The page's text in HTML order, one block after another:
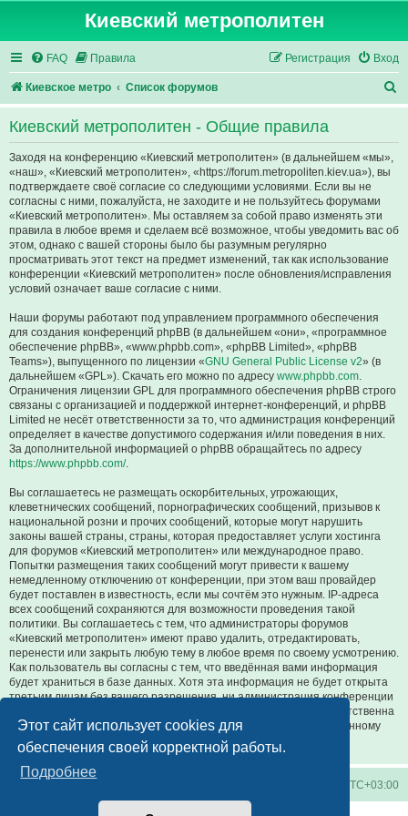
Этот сайт использует cookies для
обеспечения своей корректной работы.
Подробнее
Киевский метрополитен
FAQ Правила Вход
Регистрация
Киевское метро Список форумов
о
Киевский метрополитен - Общие правила
Заходя на конференцию «Киевский метрополитен» (в дальнейшем «мы»,
«наш», «Киевский метрополитен», «https://forum.metropoliten.kiev.ua»), вы
подтверждаете своё согласие со следующими условиями. Если вы не
согласны с ними, пожалуйста, не заходите и не пользуйтесь форумами
«Киевский метрополитен». Мы оставляем за собой право изменять эти
правила в любое время и сделаем всё возможное, чтобы уведомить вас об
этом, однако с вашей стороны было бы разумным регулярно
просматривать этот текст на предмет изменений, так как использование
конференции «Киевский метрополитен» после обновления/исправления
условий означает ваше согласие с ними.
Наши форумы работают под управлением программного обеспечения
для создания конференций phpBB (в дальнейшем «они», «программное
обеспечение phpBB», «www.phpbb.com», «phpBB Limited», «phpBB
Teams»), выпущенного по лицензии «GNU General Public License v2» (в
дальнейшем «GPL»). Скачать его можно по адресу www.phpbb.com.
Ограничения лицензии GPL для программного обеспечения phpBB строго
связаны с организацией и поддержкой интернет-конференций, и phpBB
Limited не несёт ответственности за то, что администрация конференций
определяет в качестве допустимого содержания и/или поведения в них.
За дополнительной информацией о phpBB обращайтесь по адресу
https://www.phpbb.com/.
Вы соглашаетесь не размещать оскорбительных, угрожающих,
клеветнических сообщений, порнографических сообщений, призывов к
национальной розни и прочих сообщений, которые могут нарушить
законы вашей страны, страны, которая предоставляет услуги хостинга
для форумов «Киевский метрополитен» или международное право.
Попытки размещения таких сообщений могут привести к вашему
немедленному отключению от конференции, при этом ваш провайдер
будет поставлен в известность, если мы сочтём это нужным. IP-адреса
всех сообщений сохраняются для возможности проведения такой
политики. Вы соглашаетесь с тем, что администраторы форумов
«Киевский метрополитен» имеют право удалить, отредактировать,
перенести или закрыть любую тему в любое время по своему усмотрению.
Как пользователь вы согласны с тем, что введённая вами информация
будет храниться в базе данных. Хотя эта информация не будет открыта
третьим лицам без вашего разрешения, ни администрация конференции
«Киевский метрополитен», ни phpBB Limited не может быть ответственна
за действия хакеров, которые могут привести к несанкционированному
доступу к ней.
UTC+03:00